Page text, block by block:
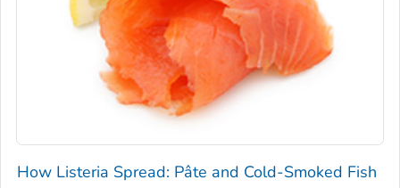
How Listeria Spread: Pâte and Cold-Smoked Fish